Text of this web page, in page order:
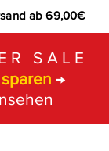
ab 69,00€
SALE
→